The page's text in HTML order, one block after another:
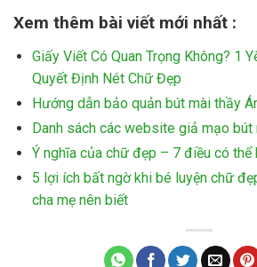
Xem thêm bài viết mới nhất :
Giấy Viết Có Quan Trọng Không? 1
Quyết Định Nét Chữ Đẹp
Hướng dẫn bảo quản bút mài thầy
Danh sách các website giả mạo bút
Ý nghĩa của chữ đẹp – 7 điều có thể
5 lợi ích bất ngờ khi bé luyện chữ
cha mẹ nên biết